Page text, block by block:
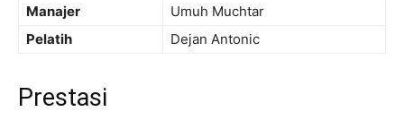
Manajer
Umuh Muchtar
Pelatih
Dejan Antonic
Prestasi